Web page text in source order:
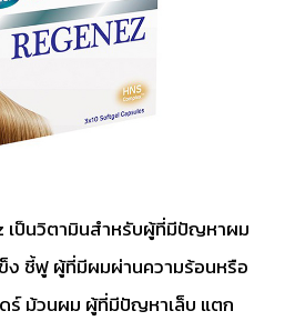
เป็นวิตามินสำหรับผู้ที่มีปัญหาผม
ชี้ฟู ผู้ที่มีผมผ่านความร้อนหรือ
ร์ ม้วนผม ผู้ที่มีปัญหาเล็บ แตก